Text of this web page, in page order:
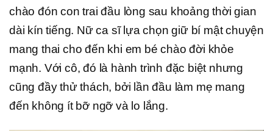
chào đón con trai đầu lòng sau khoảng thời gian
dài kín tiếng. Nữ ca sĩ lựa chọn giữ bí mật chuyện
mang thai cho đến khi em bé chào đời khỏe
mạnh. Với cô, đó là hành trình đặc biệt nhưng
cũng đầy thử thách, bởi lần đầu làm mẹ mang
đến không ít bỡ ngỡ và lo lắng.